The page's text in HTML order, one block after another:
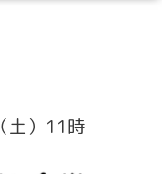
土）11時